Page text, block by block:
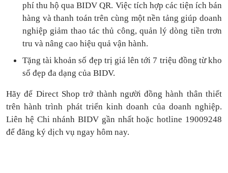
phí thu hộ qua BIDV QR. Việc tích hợp các tiện ích bán
hàng và thanh toántrên cùng một nền tảng giúp doanh
nghiệp giảm thao tác thủ công, quản lý dòng tiền trơn
tru và nâng cao hiệu quả vận hành.
Tặngtài khoản số đẹp trị giá lên tới 7 triệu đồng từ kho
số đẹp đa dạng của BIDV.
Hãy để Direct Shop trở thành người đồng hành thân thiết
trên hành trình phát triển kinh doanh của doanh nghiệp.
Liên hệ Chi nhánh BIDV gần nhất hoặc hotline 19009248
để đăng ký dịch vụ ngay hôm nay.